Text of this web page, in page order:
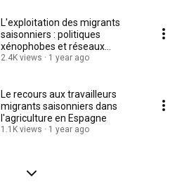
L'exploitation des migrants
saisonniers : politiques
xénophobes et réseaux
criminels en Italie
2.4K views 1 year ago
Le recours aux travailleurs
migrants saisonniers dans
l'agriculture en Espagne
1.1K views 1 year ago